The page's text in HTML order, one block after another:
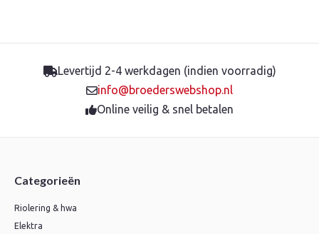
Levertijd 2-4 werkdagen (indien voorradig)
info@broederswebshop.nl
Online veilig & snel betalen
Categorieën
Riolering & hwa
Elektra